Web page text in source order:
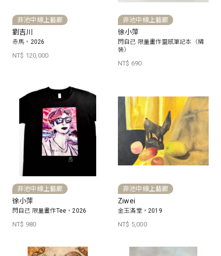
非池中線上藝廊
劉吉川
赤馬，2026
NT$ 120,000
非池中線上藝廊
徐小萍
閃自己 限量畫作靈感筆記本（精
裝）
NT$ 690
非池中線上藝廊
徐小萍
閃自己 限量畫作Tee，2026
NT$ 980
非池中線上藝廊
Ziwei
金玉滿堂，2019
NT$ 5,000